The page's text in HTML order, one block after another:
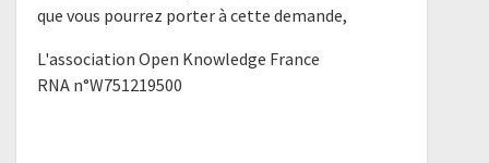
que vous pourrez porter à cette demande,
L'association Open Knowledge France
RNA n°W751219500